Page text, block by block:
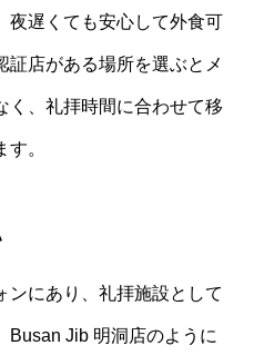
夜遅くても安心して外食可
証店がある場所を選ぶとメ
く、礼拝時間に合わせて移
。
ンにあり、礼拝施設として
Busan Jib 明洞店のように